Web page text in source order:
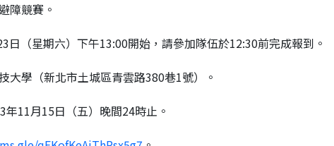
障競賽。
日（星期六）下午13:00開始，請參加隊伍於12:30前完成報到。
大學（新北市土城區青雲路380巷1號）。
11月15日（五）晚間24時止。